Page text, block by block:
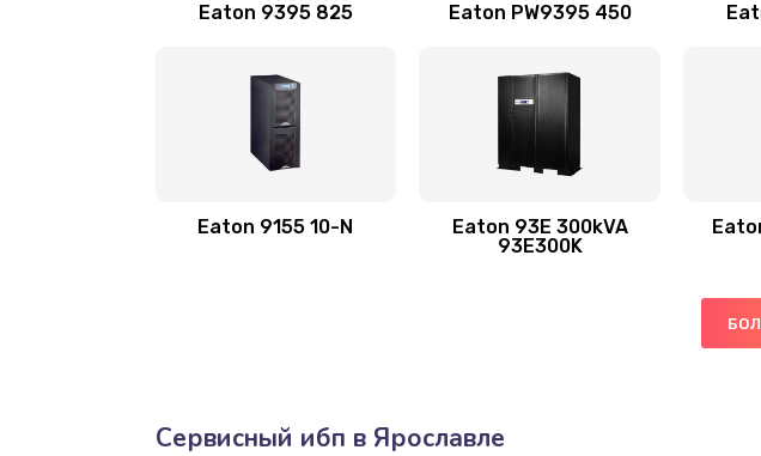
Eaton 9395 825 Eaton PW9395 450
Eaton 9155 10-N
Eaton 93E 300kVA
93E300K
Сервисный ибп в Ярославле